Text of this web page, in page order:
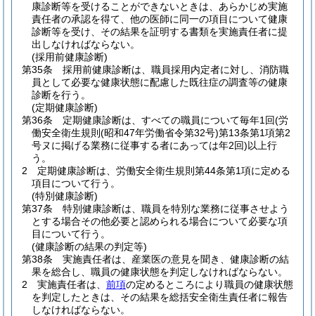
康診断等を受けることができないときは、あらかじめ実施
責任者の承認を得て、他の医師に同一の項目について健康
診断等を受け、その結果を証明する書類を実施責任者に提
出しなければならない。
(採用前健康診断)
第35条
採用前健康診断は、職員採用内定者に対し、消防職
員として必要な健康状態に配慮した既往症の調査等の健康
診断を行う。
(定期健康診断)
第36条
定期健康診断は、すべての職員について毎年1回(労
働安全衛生規則 (昭和47年労働省令第32号)第13条第1項第2
号ヌに掲げる業務に従事する者にあっては年2回)以上行
う。
2
定期健康診断は、労働安全衛生規則第44条第1項に定める
項目について行う。
(特別健康診断)
第37条
特別健康診断は、職員を特別な業務に従事させよう
とする場合その他必要と認められる場合について必要な項
目について行う。
(健康診断の結果の判定等)
第38条
実施責任者は、産業医の意見を聞き、健康診断の結
果を総合し、職員の健康状態を判定しなければならない。
2
実施責任者は、 前項の定めるところにより職員の健康状態
を判定したときは、その結果を総括安全衛生責任者に報告
しなければならない。